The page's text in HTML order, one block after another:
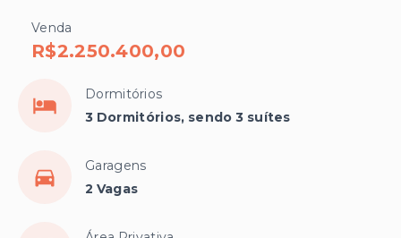
Venda
R$2.250.400,00
Dormitórios
3 Dormitórios, sendo 3 suítes
Garagens
2 Vagas